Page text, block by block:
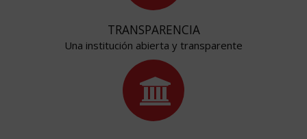
TRANSPARENCIA
Una institución abierta y transparente